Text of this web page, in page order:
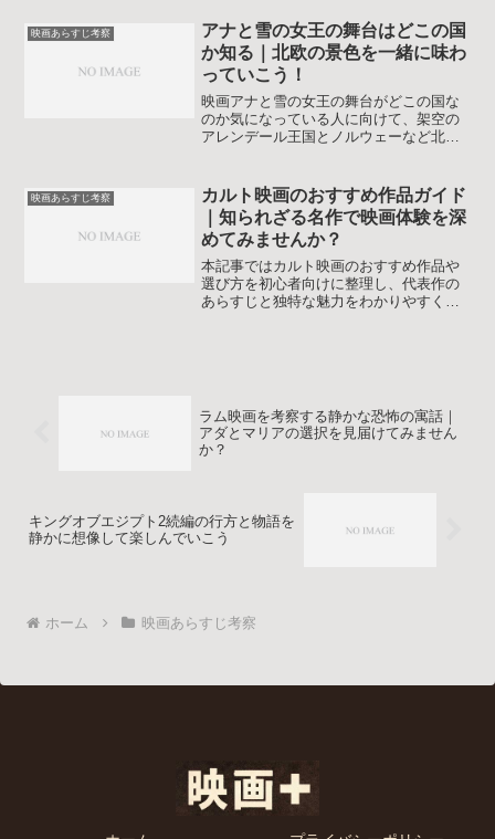
映画あらすじ考察
アナと雪の女王の舞台はどこの国
か知る｜北欧の景色を一緒に味わ
っていこう！
映画アナと雪の女王の舞台がどこの国な
のか気になっている人に向けて、架空の
アレンデール王国とノルウェーなど北欧
ながら、作品をもっと楽しめる視点を紹
介します。
映画あらすじ考察
カルト映画のおすすめ作品ガイド
｜知られざる名作で映画体験を深
めてみませんか？
本記事ではカルト映画のおすすめ作品や
選び方を初心者向けに整理し、代表作の
あらすじと独特な魅力をわかりやすく解
ラム映画を考察する静かな恐怖の寓話｜
アダとマリアの選択を見届けてみません
か？
キングオブエジプト2続編の行方と物語を
静かに想像して楽しんでいこう
ホーム 映画あらすじ考察